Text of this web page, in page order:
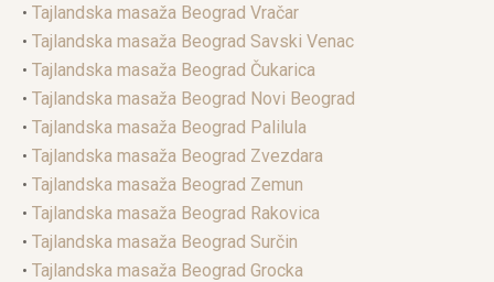
• Tajlandska masaža Beograd Vračar
• Tajlandska masaža Beograd Savski Venac
• Tajlandska masaža Beograd Čukarica
• Tajlandska masaža Beograd Novi Beograd
• Tajlandska masaža Beograd Palilula
• Tajlandska masaža Beograd Zvezdara
• Tajlandska masaža Beograd Zemun
• Tajlandska masaža Beograd Rakovica
• Tajlandska masaža Beograd Surčin
• Tajlandska masaža Beograd Grocka